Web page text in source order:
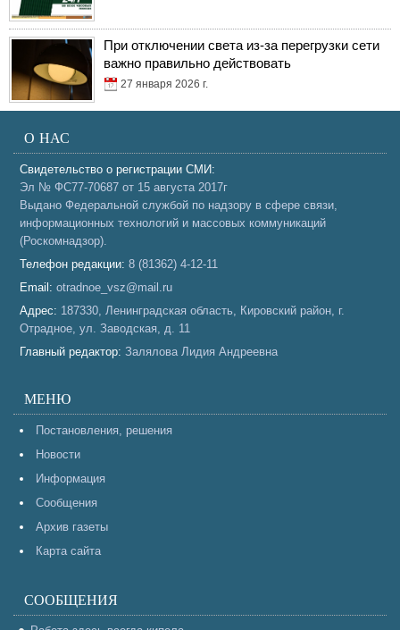
При отключении света из-за перегрузки сети
важно правильно действовать
27 января 2026 г.
О НАС
Свидетельство о регистрации СМИ:
Эл № ФС77-70687 от 15 августа 2017г
Выдано Федеральной службой по надзору в сфере связи,
информационных технологий и массовых коммуникаций
(Роскомнадзор).
Телефон редакции: 8 (81362) 4-12-11
Email: otradnoe_vsz@mail.ru
Адрес: 187330, Ленинградская область, Кировский район, г.
Отрадное, ул. Заводская, д. 11
Главный редактор: Залялова Лидия Андреевна
МЕНЮ
Постановления, решения
Новости
Информация
Сообщения
Архив газеты
Карта сайта
СООБЩЕНИЯ